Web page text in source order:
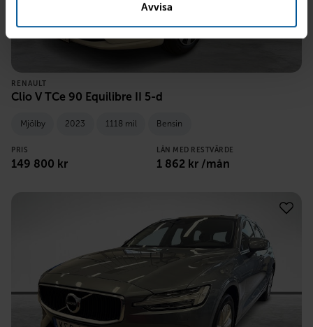
Avvisa
RENAULT
Clio V TCe 90 Equilibre II 5-d
Mjölby 2023 1118 mil Bensin
PRIS
149 800 kr
LÅN MED RESTVÄRDE
1 862 kr /mån